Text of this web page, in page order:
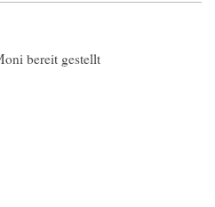
bereit gestellt